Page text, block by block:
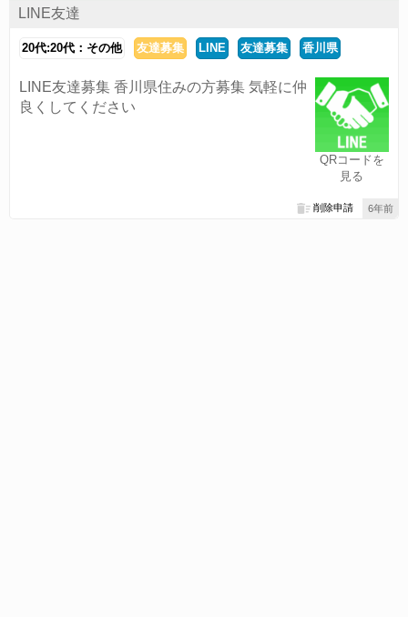
LINE友達
20代:20代：その他 友達募集 LINE 友達募集 香川県
QRコードを
見る
LINE友達募集 香川県住みの方募集 気軽に仲
良くしてください
6年前
削除申請